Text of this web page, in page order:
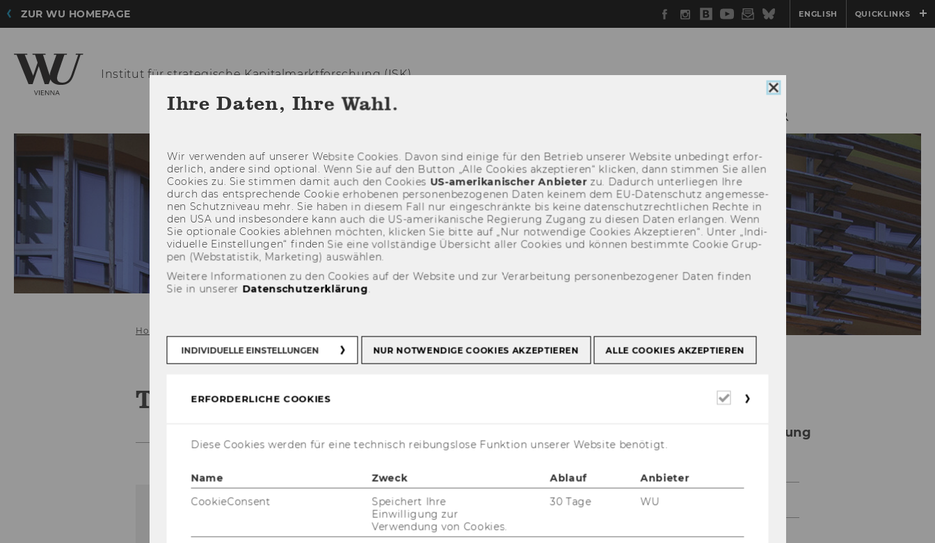
ZUR WU HOMEPAGE Facebook
Instagram
WU
Blog
YouTube
Newsletter
BlueskyENGLISH QUICKLINKS
Institut für strategischeKapitalmarktforschung (ISK)
Home
Team
Der Inhalt dieser Seite ist aktuell nur auf Englisch verfügbar.
Institut für
Kapitalmarktforschung
(ISK)
Team
News
Cookie
schließen
Ihre Daten, Ihre Wahl.
Wir ver­wen­den auf un­se­rer Web­site Coo­kies. Davon sind ei­ni­ge für den Be­trieb un­se­rer Web­site un­be­dingt er­for­
der­lich, an­de­re sind op­tio­nal. Wenn Sie auf den But­ton „Alle Coo­kies ak­zep­tie­ren“ kli­cken, dann stim­men Sie allen
Coo­kies zu. Sie stim­men damit auch den Coo­kies US-​amerikanischer An­bie­terzu. Da­durch un­ter­lie­gen Ihre
durch das ent­spre­chen­de Coo­kie er­ho­be­nen per­so­nen­be­zo­ge­nen Daten kei­nem dem EU-​Datenschutz an­ge­mes­se­
nen Schutz­ni­veau mehr. Sie haben in die­sem Fall nur ein­ge­schränk­te bis keine da­ten­schutz­recht­li­chen Rech­te in
den USA und ins­be­son­de­re kann auch die US-​amerikanische Re­gie­rung Zu­gang zu die­sen Daten er­lan­gen. Wenn
Sie op­tio­na­le Coo­kies ab­leh­nen möch­ten, kli­cken Sie bitte auf „Nur not­wen­di­ge Coo­kies Ak­zep­tie­ren“. Unter „In­di­
vi­du­el­le Ein­stel­lun­gen“ fin­den Sie eine voll­stän­di­ge Über­sicht aller Coo­kies und kön­nen be­stimm­te Coo­kie Grup­
pen (Web­sta­tis­tik, Mar­ke­ting) aus­wäh­len.
Weitere Informationen zu den Cookies auf der Website und zur Verarbeitung personenbezogener Daten finden
Sie in unserer Datenschutzerklärung.
INDIVIDUELLE EINSTELLUNGEN NUR NOTWENDIGE COOKIES AKZEPTIEREN ALLE COOKIES AKZEPTIEREN
ERFORDERLICHE COOKIES
Erforderliche
Diese Cookies werden für eine technisch reibungslose Funktion unserer Website benötigt.
Name Zweck Ablauf
Anbieter
CookieConsent
Speichert Ihre
Einwilligung zur
Verwendung von Cookies.
30 Tage WU